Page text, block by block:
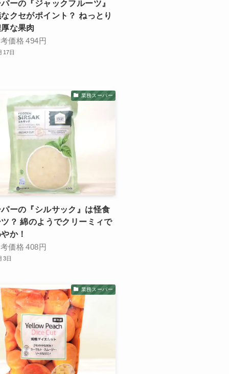
ーの『ジャックフルーツ』
クセがポイント？ ねっとり
な果肉
価格 494円
17日
業務スーパー
ーの『シルサック』は怪食
？ 綿のようでクリーミィで
か！
価格 408円
3日
業務スーパー